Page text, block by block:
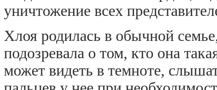
уничтожение всех
Хлоя родилась в обычной
подозревала о том, кто она
может видеть в темноте,